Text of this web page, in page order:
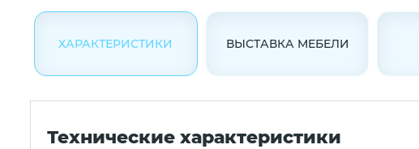
ХАРАКТЕРИСТИКИ ВЫСТАВКА МЕБЕЛИ
Технические характеристики